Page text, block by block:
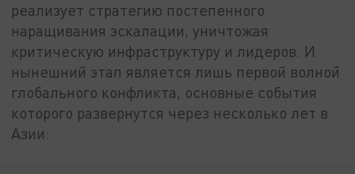
реализует стратегию постепенного
наращивания эскалации, уничтожая
критическую инфраструктуру и лидеров. И
нынешний этап является лишь первой волной
глобального конфликта, основные события
которого развернутся через несколько лет в
Азии: